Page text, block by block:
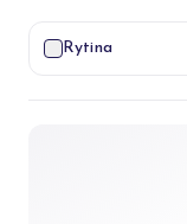
Rytina